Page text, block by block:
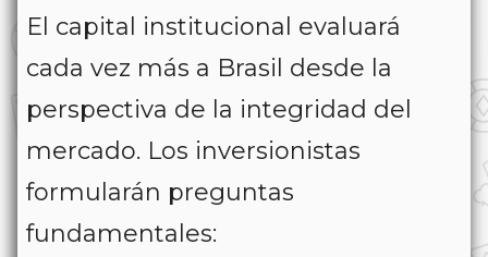
El capital institucional evaluará
cada vez más a Brasil desde la
perspectiva de la integridad del
mercado. Los inversionistas
formularán preguntas
fundamentales: